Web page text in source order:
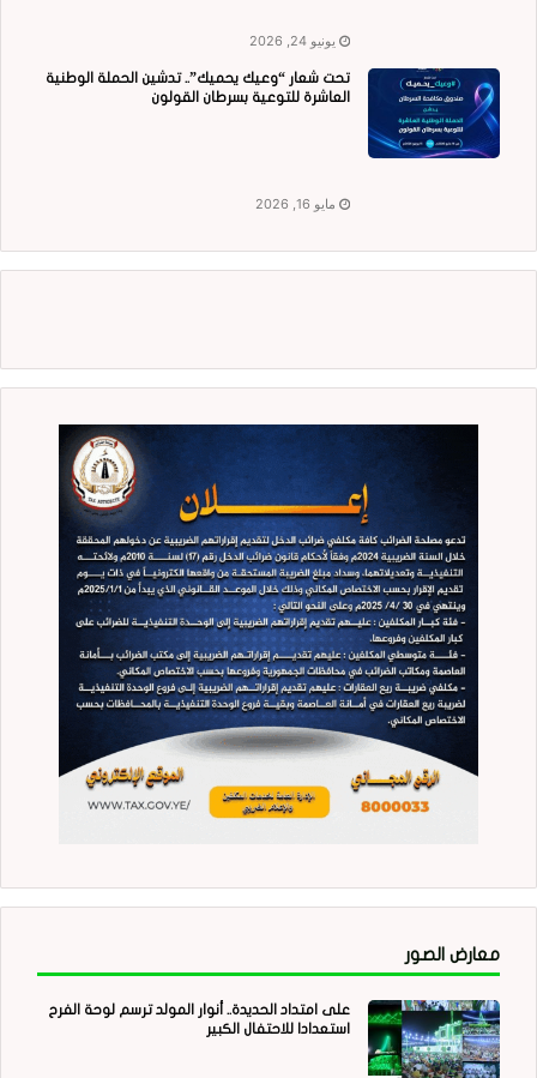
يونيو 24, 2026
تحت شعار “وعيك يحميك”.. تدشين الحملة الوطنية
العاشرة للتوعية بسرطان القولون
مايو 16, 2026
معارض الصور
على امتداد الحديدة.. أنوار المولد ترسم لوحة الفرح
استعدادا للاحتفال الكبير